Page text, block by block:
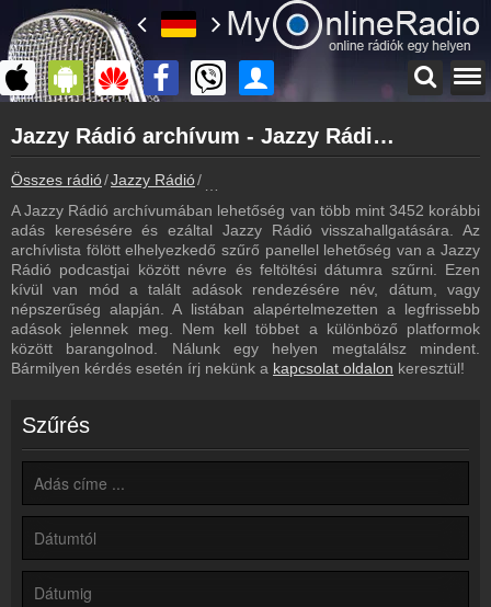
myonlineradio.hu
Jazzy Rádió
Vissza a Jazzy Rádió oldalára
Bejelentkezés
Hozz létre saját fiókot!
Most szól
Tudd meg mi szólt eddig
Műsorújság
Jazzy Rádió műsorai
Jazzy Rádió kapcsolatos hírek
Kapcsolat
Írj nekünk!
Partnerek
Rádiós partnerek
Rádió beágyazás
Ágyazd be weboldaladba
Jazzy Rádió archívum - Jazzy Rádió podcasts - Jazzy Rádió visszahallgatás
Összes rádió Jazzy Rádió
A Jazzy Rádió archívumában lehetőség van több mint 3452 korábbi
adás keresésére és ezáltal Jazzy Rádió visszahallgatására. Az
archívlista fölött elhelyezkedő szűrő panellel lehetőség van a Jazzy
Rádió podcastjai között névre és feltöltési dátumra szűrni. Ezen
kívül van mód a talált adások rendezésére név, dátum, vagy
népszerűség alapján. A listában alapértelmezetten a legfrissebb
adások jelennek meg. Nem kell többet a különböző platformok
között barangolnod. Nálunk egy helyen megtalálsz mindent.
Bármilyen kérdés esetén írj nekünk a kapcsolat oldalon keresztül!
Szűrés